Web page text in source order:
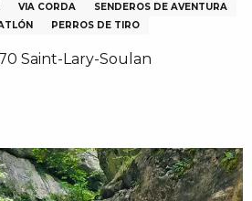
VIA CORDA
SENDEROS DE AVENTURA
PERROS DE TIRO
Saint-Lary-Soulan